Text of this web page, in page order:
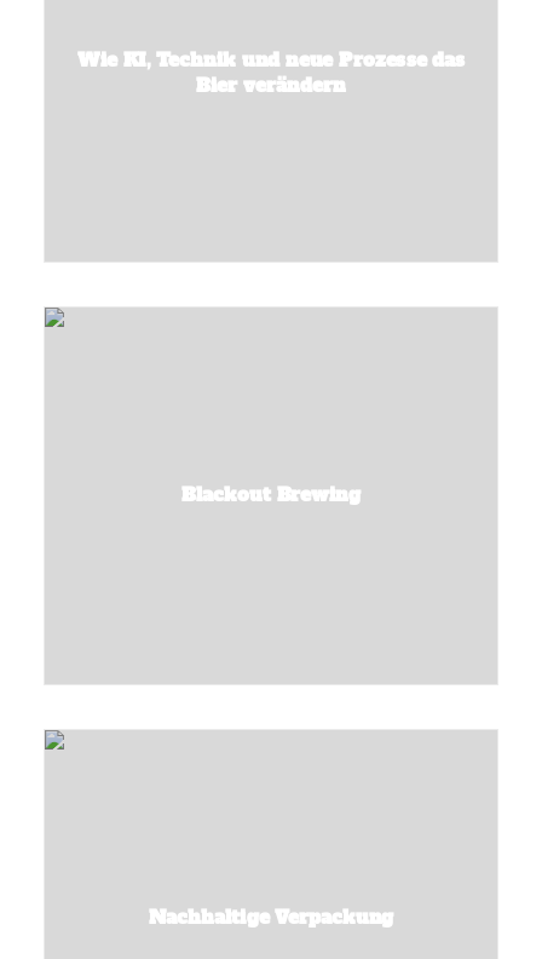
Wie KI, Technik und neue Prozesse das
Bier verändern
Blackout Brewing
Nachhaltige Verpackung